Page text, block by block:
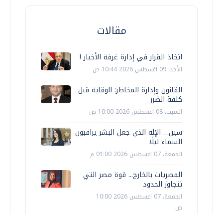
مقالات
اتخاذ القرار في إدارة غرفة الأخبار !
الأحد، 09 اغسطس 2026 10:44 ص
القانون وإدارة المخاطر: الوقاية قبل
كلفة الضرر
السبت، 08 اغسطس 2026 10:00 ص
سين… الإله الذي جعل البشر يراقبون
السماء ليلًا
الجمعة، 07 اغسطس 2026 01:00 م
المصريات بالخارج... قوة مصر التي
تتجاوز الحدود
الجمعة، 07 اغسطس 2026 10:00
ص